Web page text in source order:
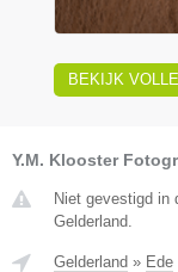
BEKIJK
Y.M. Klooster
Niet gevestigd in
Gelderland.
Gelderland » Ede